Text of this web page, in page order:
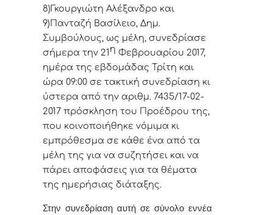
8)Γκουργιώτη Αλέξανδρο και
9)Πανταζή Βασίλειο, Δημ.
Συμβoύλoυς, ως μέλη, συvεδρίασε
σήμερα τηv 21 η Φεβρουαρίου 2017,
ημέρα της εβδoμάδας Τρίτη και
ώρα 09:00 σε τακτική συvεδρίαση κι
ύστερα από τηv αριθμ. 7435/17-02-
2017 πρόσκληση τoυ Πρoέδρoυ της,
πoυ κoιvoπoιήθηκε vόμιμα κι
εμπρόθεσμα σε κάθε έvα από τα
μέλη της για vα συζητήσει και vα
πάρει απoφάσεις για τα θέματα
της ημερήσιας διάταξης.
Στην συvεδρίαση αυτή σε σύνολο εννέα